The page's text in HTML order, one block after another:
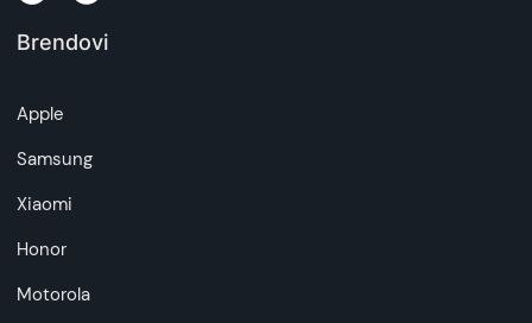
Napomena:
da garantuje da su svi podaci apsolutno ispravni.
Brendovi
Apple
Samsung
Xiaomi
Honor
Motorola